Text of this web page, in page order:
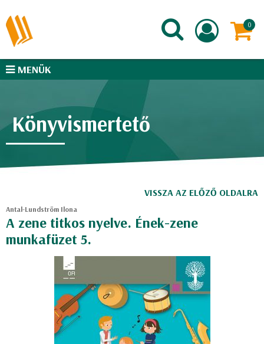
MENÜK
Könyvismertető
VISSZA AZ ELŐZŐ OLDALRA
Antal-Lundström Ilona
A zene titkos nyelve. Ének-zene
munkafüzet 5.